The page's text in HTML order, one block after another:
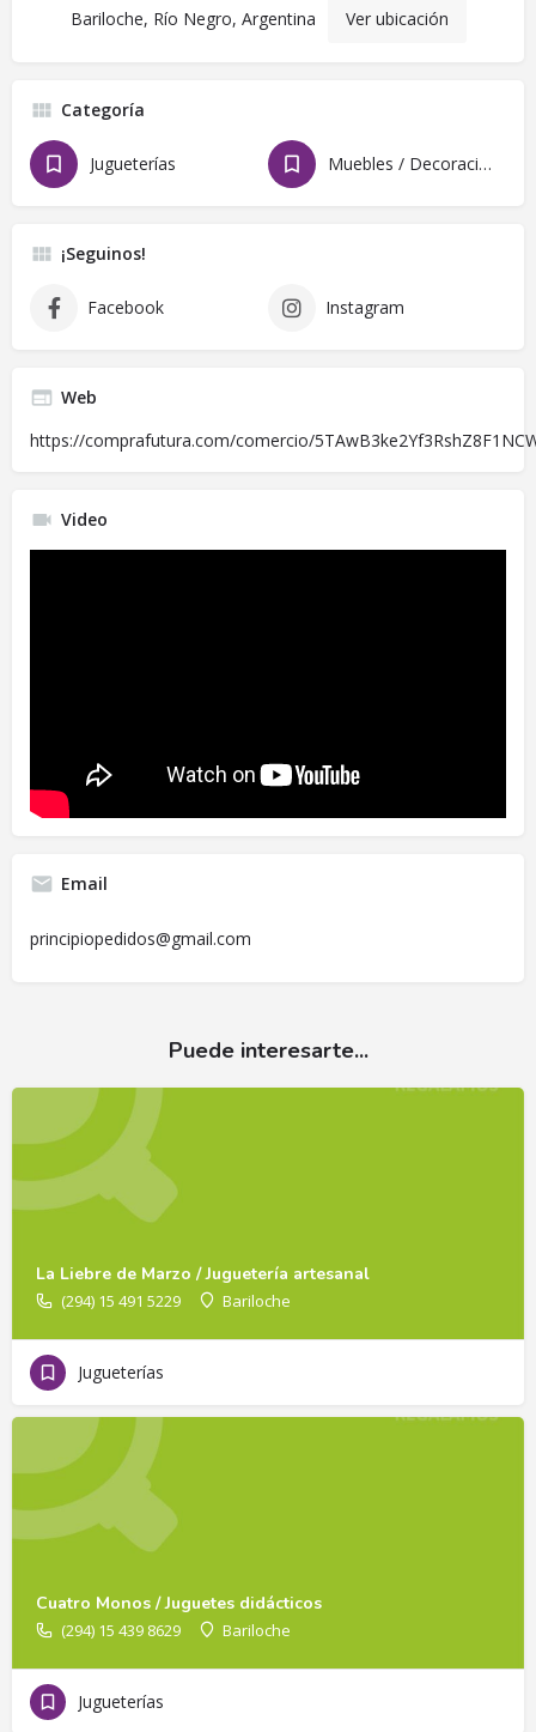
Bariloche, Río Negro, Argentina Ver ubicación
Categoría
Jugueterías Muebles / Decoración
¡Seguinos!
Facebook Instagram
Web
https://comprafutura.com/comercio/
Video
Email
principiopedidos@gmail.com
Puede interesarte...
La Liebre de Marzo / Juguetería artesanal
(294) 15 491 5229 Bariloche
Jugueterías
Cuatro Monos / Juguetes didácticos
(294) 15 439 8629 Bariloche
Jugueterías